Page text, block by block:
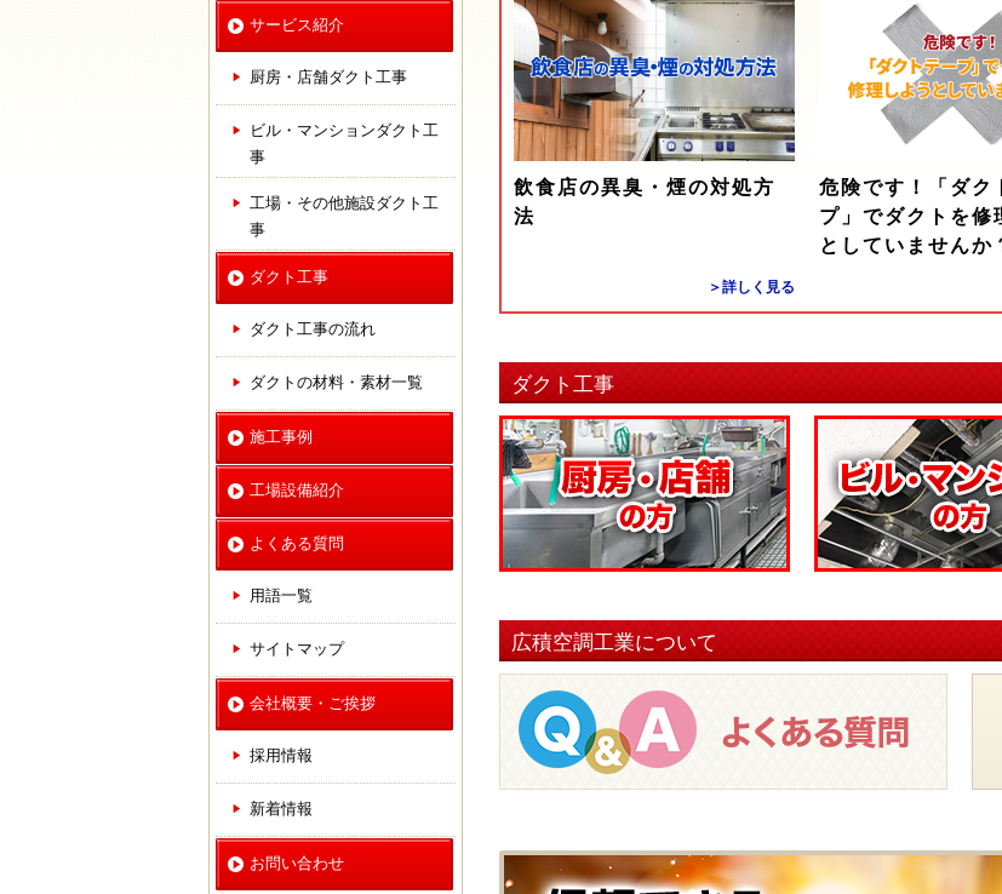
飲食店の異臭・煙の対処方
法
＞詳しく見る
危険です！「ダク
プ」でダクトを修
としていませんか
ダクト工事
広積空調工業について
サービス紹介
厨房・店舗ダクト工事
ビル・マンションダクト工
事
工場・その他施設ダクト工
事
ダクト工事
ダクト工事の流れ
ダクトの材料・素材一覧
施工事例
工場設備紹介
よくある質問
用語一覧
サイトマップ
会社概要・ご挨拶
採用情報
新着情報
お問い合わせ